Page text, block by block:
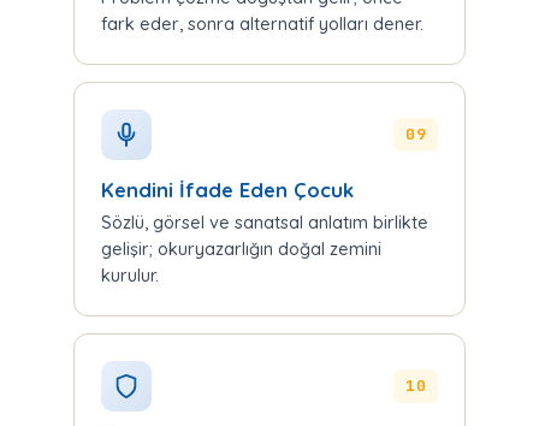
fark eder, sonra alternatif yolları dener.
09
Kendini İfade Eden Çocuk
Sözlü, görsel ve sanatsal anlatım birlikte
gelişir; okuryazarlığın doğal zemini
kurulur.
10